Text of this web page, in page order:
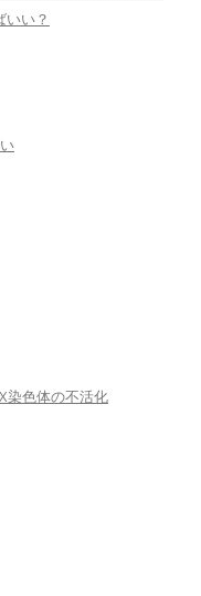
いい？
染色体の不活化